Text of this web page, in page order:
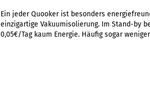
Ein jeder Quooker ist besonders
einzigartige Vakuumisolierung. Im Stand-by
0,05€/Tag kaum Energie. Häufig sogar